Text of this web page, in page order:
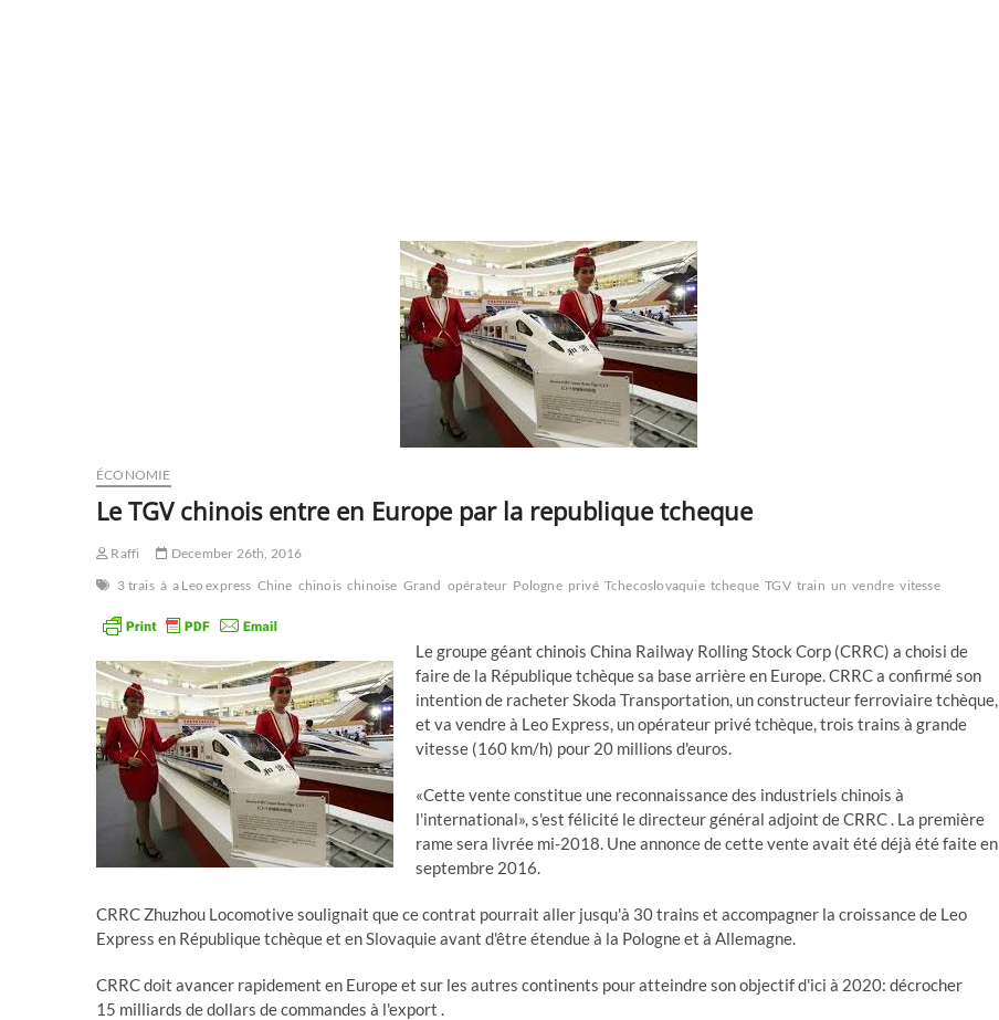
ÉCONOMIE
Le TGV chinois entre en Europe par la republique tcheque
Raffi
December 26th, 2016
3 trais à a Leo express Chine chinois chinoise Grand opérateur Pologne privé Tchecoslovaquie tcheque TGV train un vendre vitesse
Le groupe géant chinois China Railway Rolling Stock Corp (CRRC) a choisi de
faire de la République tchèque sa base arrière en Europe. CRRC a confirmé son
intention de racheter Skoda Transportation, un constructeur ferroviaire tchèque,
et va vendre à Leo Express, un opérateur privé tchèque, trois trains à grande
vitesse (160 km/h) pour 20 millions d'euros.
«Cette vente constitue une reconnaissance des industriels chinois à
l'international», s'est félicité le directeur général adjoint de CRRC . La première
rame sera livrée mi-2018. Une annonce de cette vente avait été déjà été faite en
septembre 2016.
CRRC Zhuzhou Locomotive soulignait que ce contrat pourrait aller jusqu'à 30 trains et accompagner la croissance de Leo
Express en République tchèque et en Slovaquie avant d'être étendue à la Pologne et à Allemagne.
CRRC doit avancer rapidement en Europe et sur les autres continents pour atteindre son objectif d'ici à 2020: décrocher
15 milliards de dollars de commandes à l'export .